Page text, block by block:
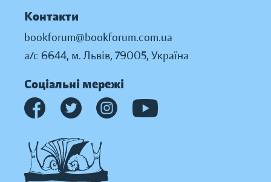
Контакти
bookforum@bookforum.com.ua
а/с 6644, м. Львів, 79005, Україна
Соціальні мережі